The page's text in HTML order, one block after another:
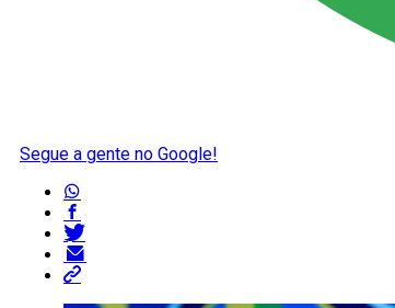
Segue a gente no Google!